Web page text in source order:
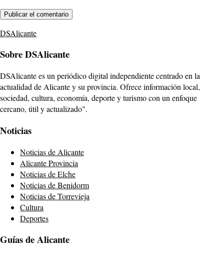
DSAlicante
Sobre DSAlicante
DSAlicante es un periódico digital independiente centrado en la
actualidad de Alicante y su provincia. Ofrece información local,
sociedad, cultura, economía, deporte y turismo con un enfoque
cercano, útil y actualizado".
Noticias
Noticias de Alicante
Alicante Provincia
Noticias de Elche
Noticias de Benidorm
Noticias de Torrevieja
Cultura
Deportes
Guías de Alicante